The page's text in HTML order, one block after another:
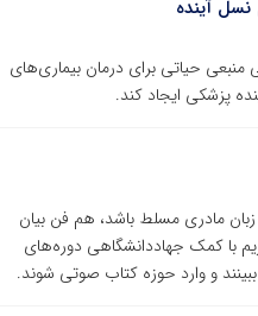
آینده
منبعی حیاتی برای درمان بیماری‌های
پزشکی ایجاد کند.
مادری مسلط باشد، هم فن بیان
با کمک جهاددانشگاهی دوره‌های
و وارد حوزه کتاب صوتی شوند.